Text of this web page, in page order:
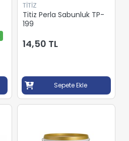
TİTİZ
Titiz Perla Sabunluk TP-
199
14,50 TL
Sepete Ekle